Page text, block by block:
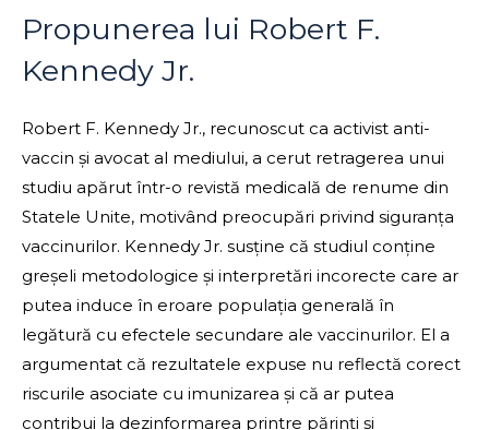
Propunerea lui Robert F.
Kennedy Jr.
Robert F. Kennedy Jr., recunoscut ca activist anti-
vaccin și avocat al mediului, a cerut retragerea unui
studiu apărut într-o revistă medicală de renume din
Statele Unite, motivând preocupări privind siguranța
vaccinurilor. Kennedy Jr. susține că studiul conține
greșeli metodologice și interpretări incorecte care ar
putea induce în eroare populația generală în
legătură cu efectele secundare ale vaccinurilor. El a
argumentat că rezultatele expuse nu reflectă corect
riscurile asociate cu imunizarea și că ar putea
contribui la dezinformarea printre părinți și